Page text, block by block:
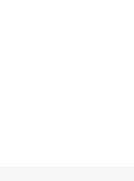
sivulla.
on useampi